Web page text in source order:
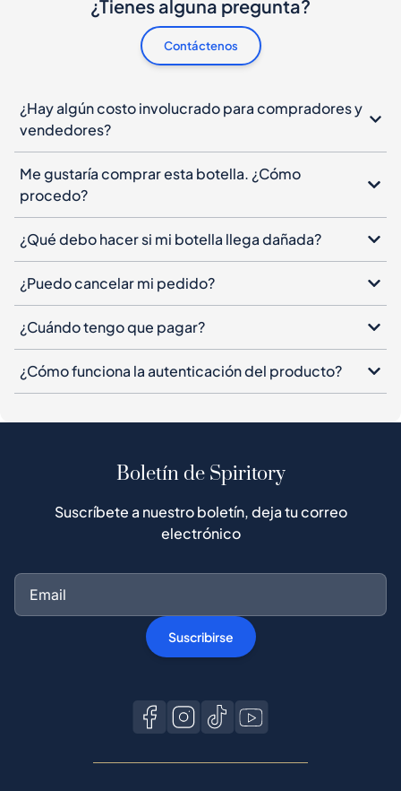
¿Tienes alguna pregunta?
Contáctenos
¿Hay algún costo involucrado para compradores y
vendedores?
Me gustaría comprar esta botella. ¿Cómo
procedo?
¿Qué debo hacer si mi botella llega dañada?
¿Puedo cancelar mi pedido?
¿Cuándo tengo que pagar?
¿Cómo funciona la autenticación del producto?
Boletín de Spiritory
Suscríbete a nuestro boletín, deja tu correo
electrónico
Suscribirse